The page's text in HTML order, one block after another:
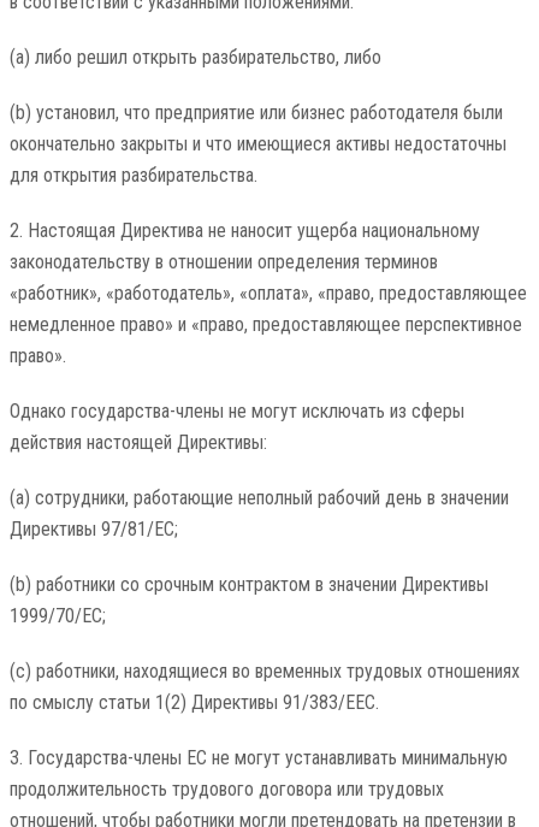
(a) либо решил открыть разбирательство, либо
(b) установил, что предприятие или бизнес работодателя были
окончательно закрыты и что имеющиеся активы недостаточны
для открытия разбирательства.
2. Настоящая Директива не наносит ущерба национальному
законодательству в отношении определения терминов
«работник», «работодатель», «оплата», «право, предоставляющее
немедленное право» и «право, предоставляющее перспективное
право».
Однако государства-члены не могут исключать из сферы
действия настоящей Директивы:
(a) сотрудники, работающие неполный рабочий день в значении
Директивы 97/81/EC;
(b) работники со срочным контрактом в значении Директивы
1999/70/EC;
(c) работники, находящиеся во временных трудовых отношениях
по смыслу статьи 1(2) Директивы 91/383/EEC.
3. Государства-члены ЕС не могут устанавливать минимальную
продолжительность трудового договора или трудовых
отношений, чтобы работники могли претендовать на претензии в